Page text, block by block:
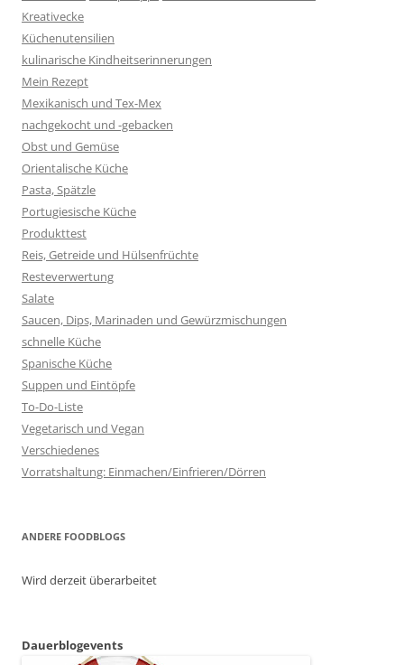
Kreativecke
Küchenutensilien
kulinarische Kindheitserinnerungen
Mein Rezept
Mexikanisch und Tex-Mex
nachgekocht und -gebacken
Obst und Gemüse
Orientalische Küche
Pasta, Spätzle
Portugiesische Küche
Produkttest
Reis, Getreide und Hülsenfrüchte
Resteverwertung
Salate
Saucen, Dips, Marinaden und Gewürzmischungen
schnelle Küche
Spanische Küche
Suppen und Eintöpfe
To-Do-Liste
Vegetarisch und Vegan
Verschiedenes
Vorratshaltung: Einmachen/Einfrieren/Dörren
ANDERE FOODBLOGS
Wird derzeit überarbeitet
Dauerblogevents